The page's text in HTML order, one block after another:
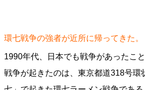
環七戦争の強者が近所に帰ってきた。
1990年代、日本でも戦争があったこ
戦争が起きたのは、東京都道318号環